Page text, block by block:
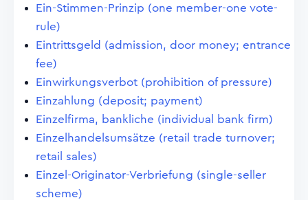
Ein-Stimmen-Prinzip (one member-one vote-
rule)
Eintrittsgeld (admission, door money; entrance
fee)
Einwirkungsverbot (prohibition of pressure)
Einzahlung (deposit; payment)
Einzelfirma, bankliche (individual bank firm)
Einzelhandelsumsätze (retail trade turnover;
retail sales)
Einzel-Originator-Verbriefung (single-seller
scheme)